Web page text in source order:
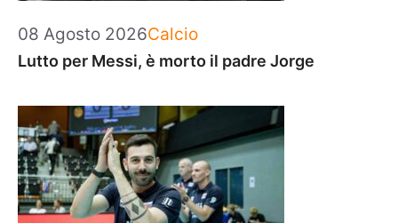
08 Agosto 2026Categorie
Calcio
Lutto per Messi, è morto il padre Jorge